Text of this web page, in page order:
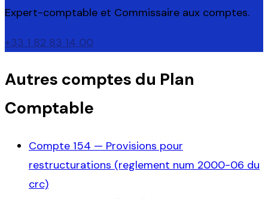
Expert-comptable et Commissaire aux comptes.
+33 1 82 83 14 00
Autres comptes du Plan
Comptable
Compte 154 — Provisions pour
restructurations (reglement num 2000-06 du
crc)